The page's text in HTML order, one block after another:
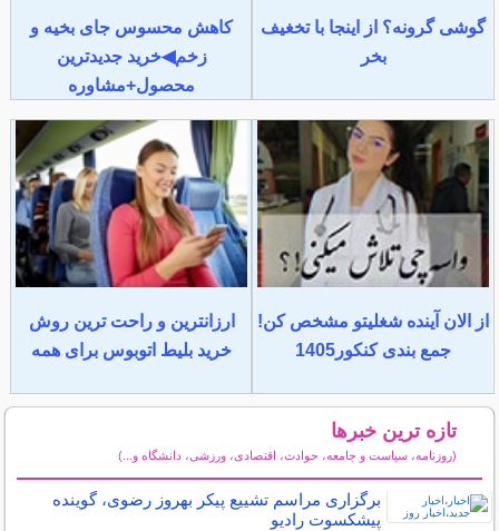
گوشی گرونه؟ از اینجا با تخغیف
بخر
کاهش محسوس جای بخیه و
زخم◀خرید جدیدترین
محصول+مشاوره
از الان آینده شغلیتو مشخص کن!
جمع بندی کنکور1405
ارزانترین و راحت ترین روش
خرید بلیط اتوبوس برای همه
تازه ترین خبرها
(روزنامه، سیاست و جامعه، حوادث، اقتصادی، ورزشی، دانشگاه و...)
برگزاری مراسم تشییع پیکر بهروز رضوی، گوینده
پیشکسوت رادیو